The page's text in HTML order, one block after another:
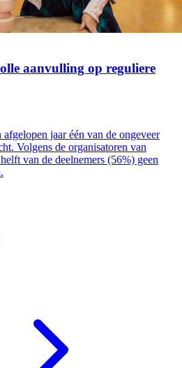
aanvulling op reguliere
jaar één van de ongeveer
Volgens de organisatoren van
van de deelnemers (56%) geen